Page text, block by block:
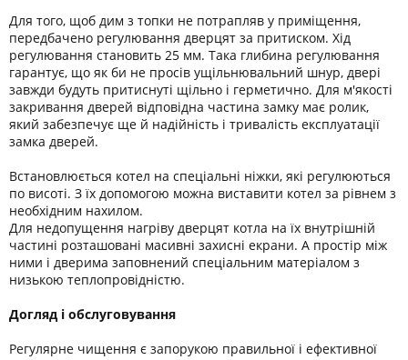
Для того, щоб дим з топки не потрапляв у приміщення,
передбачено регулювання дверцят за притиском. Хід
регулювання становить 25 мм. Така глибина регулювання
гарантує, що як би не просів ущільнювальний шнур, двері
завжди будуть притиснуті щільно і герметично. Для м'якості
закривання дверей відповідна частина замку має ролик,
який забезпечує ще й надійність і тривалість експлуатації
замка дверей.
Встановлюється котел на спеціальні ніжки, які регулюються
по висоті. З їх допомогою можна виставити котел за рівнем з
необхідним нахилом.
Для недопущення нагріву дверцят котла на їх внутрішній
частині розташовані масивні захисні екрани. А простір між
ними і дверима заповнений спеціальним матеріалом з
низькою теплопровідністю.
Догляд і обслуговування
Регулярне чищення є запорукою правильної і ефективної